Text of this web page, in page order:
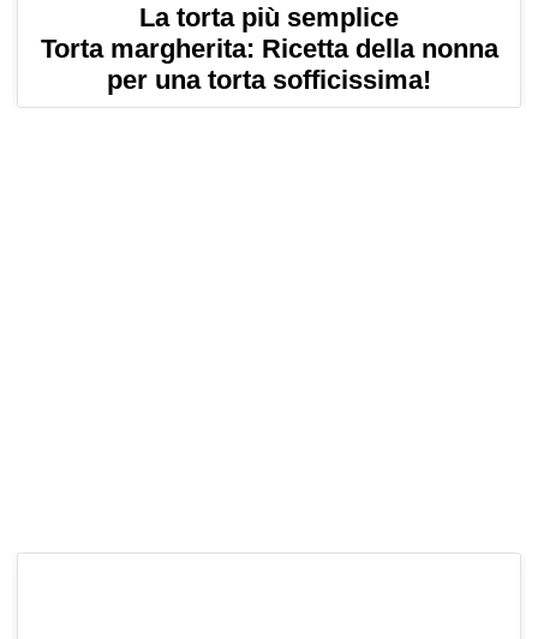
La torta più semplice
Torta margherita: Ricetta della nonna
per una torta sofficissima!